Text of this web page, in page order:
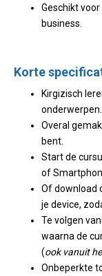
Geschikt
business.
Korte
Kirgizisch
onderwerpen.
Overal
bent.
Start de
of
Of download
je device,
Te volgen
waarna de
(ook vanuit
Onbeperkte